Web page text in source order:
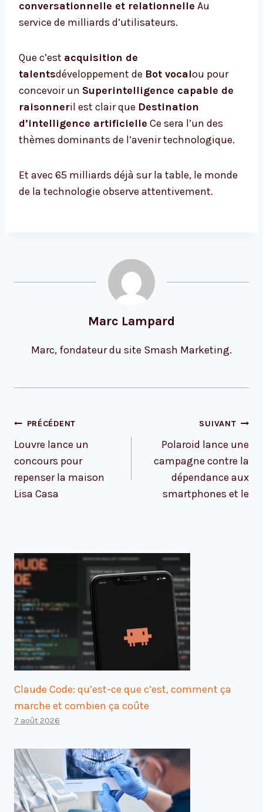
conversationnelle et relationnelle Au
service de milliards d’utilisateurs.
Que c’est acquisition de
talentsdéveloppement de Bot vocalou pour
concevoir un Superintelligence capable de
raisonneril est clair que Destination
d’intelligence artificielle Ce sera l’un des
thèmes dominants de l’avenir technologique.
Et avec 65 milliards déjà sur la table, le monde
de la technologie observe attentivement.
Marc Lampard
Marc, fondateur du site Smash Marketing.
Navigation
l’article
PRÉCÉDENT
Louvre lance un
concours pour
repenser la maison
Lisa Casa
SUIVANT
Polaroid lance une
campagne contre la
dépendance aux
smartphones et le
Claude Code: qu’est-ce que c’est, comment ça
marche et combien ça coûte
7 août 2026